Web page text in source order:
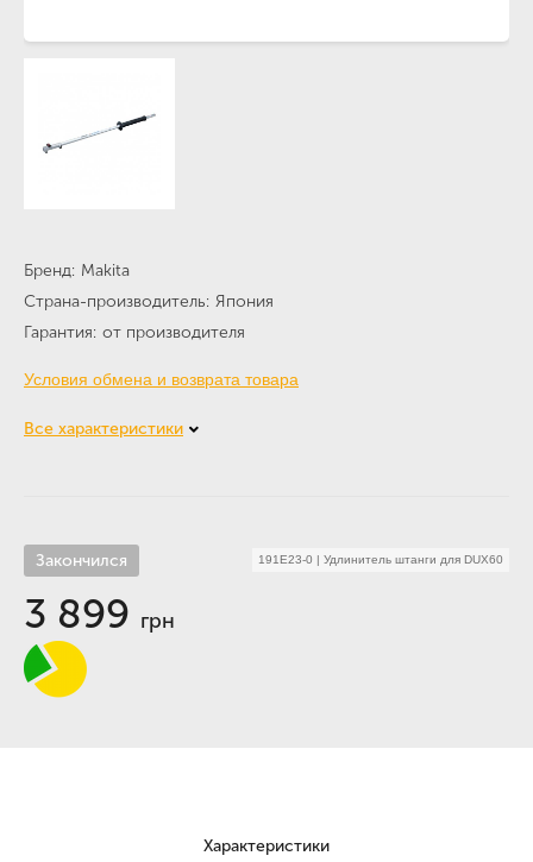
Бренд Makita
Страна-производитель Япония
Гарантия от производителя
Условия обмена и возврата товара
Все характеристики
Закончился 191E23-0 | Удлинитель штанги для DUX60
3 899 грн
Характеристики